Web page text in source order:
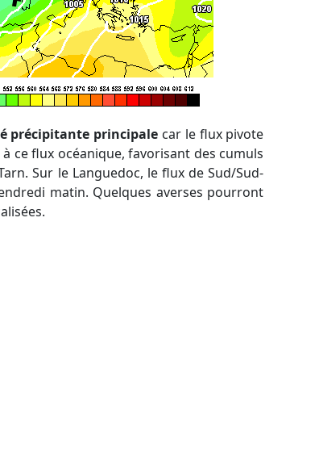
précipitante principale car le flux pivote
ce flux océanique, favorisant des cumuls
Sur le Languedoc, le flux de Sud/Sud-
matin. Quelques averses pourront